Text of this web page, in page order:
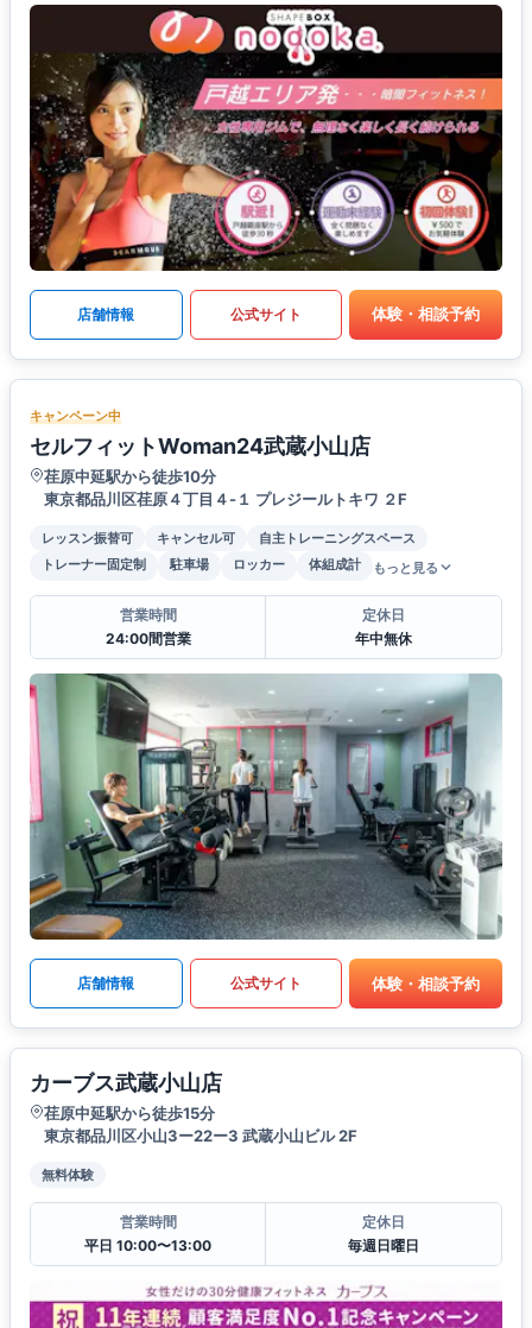
店舗情報 公式サイト 体験・相談予約
キャンペーン中
セルフィットWoman24武蔵小山店
荏原中延駅から徒歩10分
東京都品川区荏原４丁目４-１ プレジールトキワ ２F
レッスン振替可 キャンセル可
自主トレーニングスペース
トレーナー固定制
駐車場 ロッカー 体組成計 もっと見る
営業時間
24:00間営業
定休日
年中無休
店舗情報 公式サイト 体験・相談予約
カーブス武蔵小山店
荏原中延駅から徒歩15分
東京都品川区小山3ー22ー3 武蔵小山ビル 2F
無料体験
営業時間
平日 10:00〜13:00
定休日
毎週日曜日